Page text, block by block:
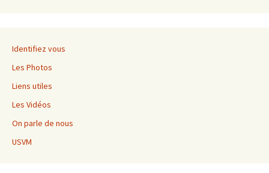
Identifiez vous
Les Photos
Liens utiles
Les Vidéos
On parle de nous
USVM